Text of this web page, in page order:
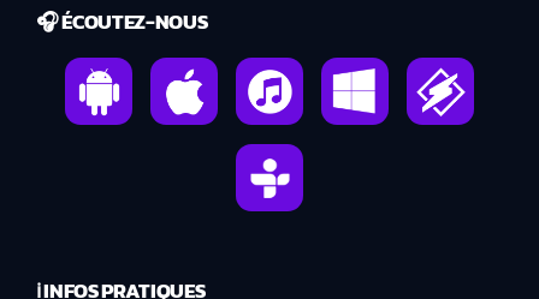
🎧 ÉCOUTEZ-NOUS
ℹ️ INFOS PRATIQUES